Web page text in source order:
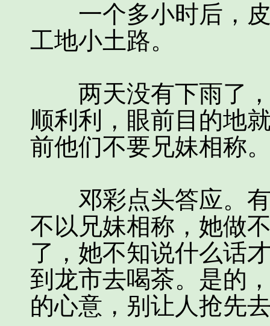
一个多小时后，皮
工地小土路。
两天没有下雨了，
顺利利，眼前目的地
前他们不要兄妹相称
邓彩点头答应。有
不以兄妹相称，她做
了，她不知说什么话
到龙市去喝茶。是的
的心意，别让人抢先